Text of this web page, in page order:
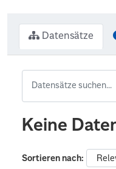
Datensätze
Keine
Sortieren nach